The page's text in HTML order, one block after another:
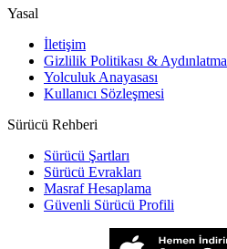
Yasal
İletişim
Gizlilik Politikası & Aydınlatma
Yolculuk Anayasası
Kullanıcı Sözleşmesi
Sürücü Rehberi
Sürücü Şartları
Sürücü Evrakları
Masraf Hesaplama
Güvenli Sürücü Profili